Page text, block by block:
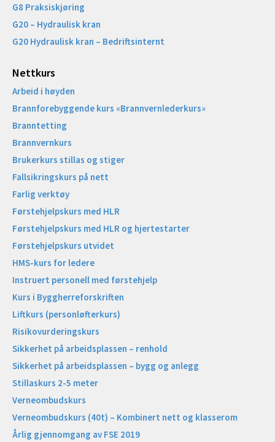
G8 Praksiskjøring
G20 – Hydraulisk kran
G20 Hydraulisk kran – Bedriftsinternt
Nettkurs
Arbeid i høyden
Brannforebyggende kurs «Brannvernlederkurs»
Branntetting
Brannvernkurs
Brukerkurs stillas og stiger
Fallsikringskurs på nett
Farlig verktøy
Førstehjelpskurs med HLR
Førstehjelpskurs med HLR og hjertestarter
Førstehjelpskurs utvidet
HMS-kurs for ledere
Instruert personell med førstehjelp
Kurs i Byggherreforskriften
Liftkurs (personløfterkurs)
Risikovurderingskurs
Sikkerhet på arbeidsplassen – renhold
Sikkerhet på arbeidsplassen – bygg og anlegg
Stillaskurs 2-5 meter
Verneombudskurs
Verneombudskurs (40t) – Kombinert nett og klasserom
Årlig gjennomgang av FSE 2019